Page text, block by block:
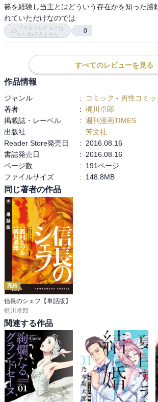
篠を経験し当主とはどういう存在かを知った勝
れていただけなのでは
ブクログレビューは
いいねできません
0
すべてのレビューを見る
作品情報
ジャンル : コミック - 男性コミッ
著者
: 梶川卓郎
掲載誌・レーベル
: 週刊漫画TIMES
出版社
: 芳文社
Reader Store発売日
:
2016.08.16
書誌発売日
:
2016.08.16
ページ数
:
191ページ
ファイルサイズ
: 148.8MB
同じ著者の作品
完結
信長のシェフ【単話版】
梶川卓郎
関連する作品